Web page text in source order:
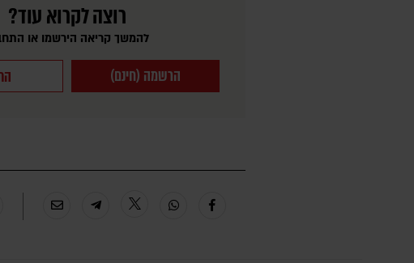
רוצה לקרוא עוד?
להמשך קריאה הירשמו או
הרשמה (חינם)